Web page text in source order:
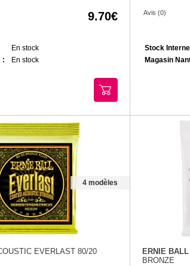
9.70
En stock
:
En stock
Avis (0)
Stock
Magasin
4 modèles
EVERLAST 80/20
ERNIE BALL
BRONZE